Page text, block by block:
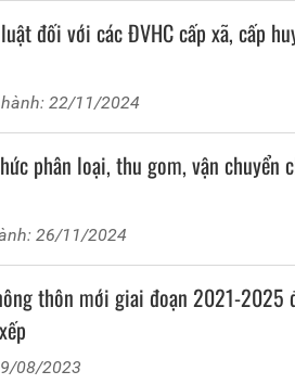
đối với các ĐVHC cấp xã, cấp
22/11/2024
phân loại, thu gom, vận chuyển
26/11/2024
thôn mới giai đoạn 2021-2025
08/2023